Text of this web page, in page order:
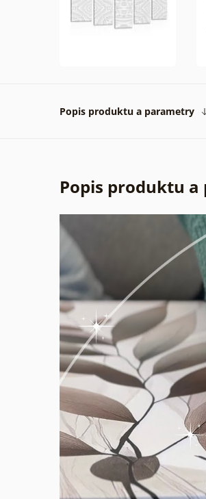
Popis produktu a parametry
Popis produktu